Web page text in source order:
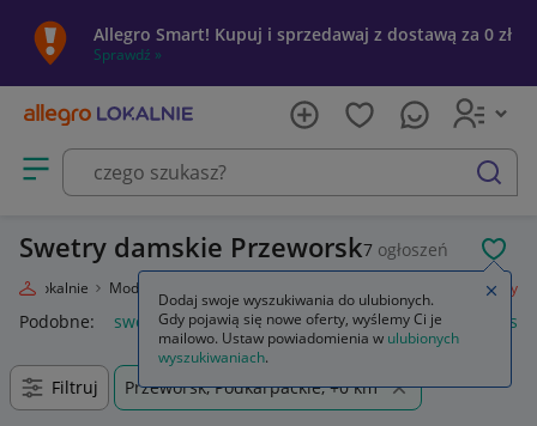
Allegro Smart! Kupuj i sprzedawaj z dostawą za 0 zł
Sprawdź »
Otwórz menu z kategoriami
szukaj
Swetry damskie Przeworsk7 ogłoszeń
Lokalnie Moda Swetry
Podobne: swetry damskie swetry rozpinane swetry
Filtruj Przeworsk, Podkarpackie, +0 km
Dodaj swoje wyszukiwania do ulubionych.
Gdy pojawią się nowe oferty, wyślemy Ci je
mailowo. Ustaw powiadomienia w ulubionych
wyszukiwaniach.